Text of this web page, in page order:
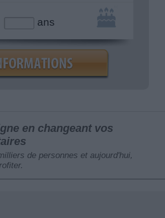
ans
en changeant vos
de personnes et aujourd'hui,